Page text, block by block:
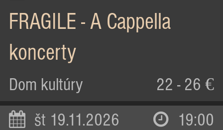
FRAGILE - A Cappella
koncerty
Dom kultúry 22 - 26 €
št 19.11.2026 19:00